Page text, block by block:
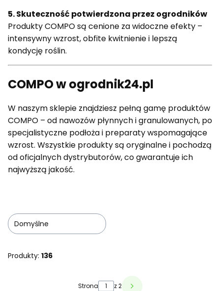
5. Skuteczność potwierdzona przez ogrodników
Produkty COMPO są cenione za widoczne efekty –
intensywny wzrost, obfite kwitnienie i lepszą
kondycję roślin.
COMPO w ogrodnik24.pl
W naszym sklepie znajdziesz pełną gamę produktów
COMPO – od nawozów płynnych i granulowanych, po
specjalistyczne podłoża i preparaty wspomagające
wzrost. Wszystkie produkty są oryginalne i pochodzą
od oficjalnych dystrybutorów, co gwarantuje ich
najwyższą jakość.
Domyślne
Produkty: 136
Strona z 2